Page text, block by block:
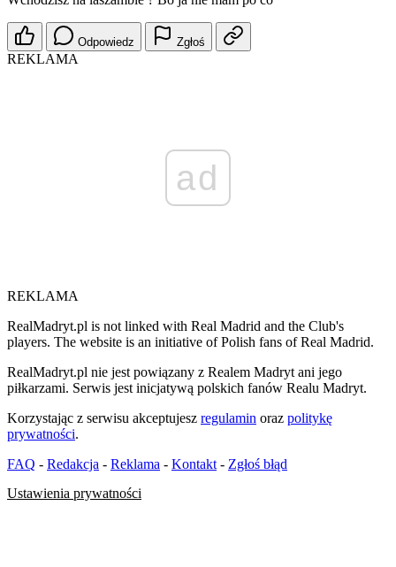
Odpowiedz Zgłoś
REKLAMA
ad
REKLAMA
RealMadryt.pl is not linked with Real Madrid and the Club's
players. The website is an initiative of Polish fans of Real Madrid.
RealMadryt.pl nie jest powiązany z Realem Madryt ani jego
piłkarzami. Serwis jest inicjatywą polskich fanów Realu Madryt.
Korzystając z serwisu akceptujesz regulamin oraz politykę
prywatności.
FAQ - Redakcja - Reklama - Kontakt - Zgłoś błąd
Ustawienia prywatności